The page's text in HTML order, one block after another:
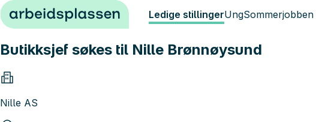
Hopp til innhold Ledige stillingerUngSommerjobben
Butikksjef søkes til Nille Brønnøysund
Nille AS